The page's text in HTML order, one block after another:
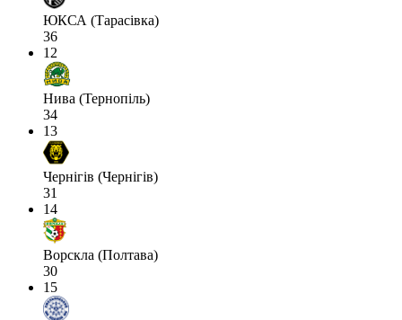
ЮКСА (Тарасівка)
36
12
Нива (Тернопіль)
34
13
Чернігів (Чернігів)
31
14
Ворскла (Полтава)
30
15